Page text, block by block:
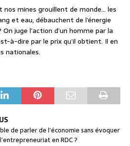
nos mines grouillent de monde… les
et eau, débauchent de l’énergie
juge l’action d’un homme par la
à-dire par le prix qu’il obtient. Il en
nationales.
de parler de l’économie sans évoquer
en RDC ?